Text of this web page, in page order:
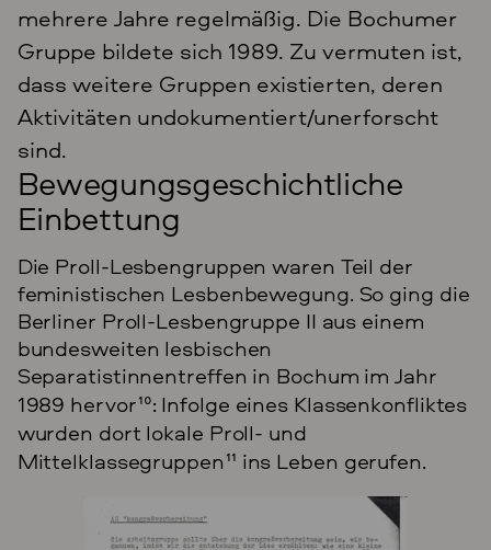
mehrere Jahre regelmäßig. Die Bochumer
Gruppe bildete sich 1989. Zu vermuten ist,
dass weitere Gruppen existierten, deren
Aktivitäten undokumentiert/unerforscht
sind.
Bewegungsgeschichtliche
Einbettung
Die Proll-Lesbengruppen waren Teil der
feministischen Lesbenbewegung. So ging die
Berliner Proll-Lesbengruppe II aus einem
bundesweiten lesbischen
Separatistinnentreffen in Bochum im Jahr
1989 hervor10: Infolge eines Klassenkonfliktes
wurden dort lokale Proll- und
Mittelklassegruppen11 ins Leben gerufen.